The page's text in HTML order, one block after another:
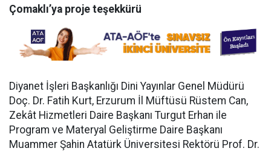
Çomaklı’ya proje teşekkürü
Diyanet İşleri Başkanlığı Dini Yayınlar Genel Müdürü
Doç. Dr. Fatih Kurt, Erzurum İl Müftüsü Rüstem Can,
Zekât Hizmetleri Daire Başkanı Turgut Erhan ile
Program ve Materyal Geliştirme Daire Başkanı
Muammer Şahin Atatürk Üniversitesi Rektörü Prof. Dr.